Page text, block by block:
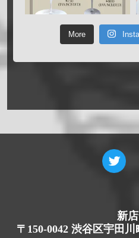
More
新
〒150-0042 渋谷区宇田